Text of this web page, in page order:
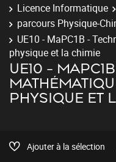
Licence Informatique
parcours Physique-
UE10 - MaPC1B -
physique et la chimie
UE10 -
PHYSIQUE ET
Ajouter à la sélection